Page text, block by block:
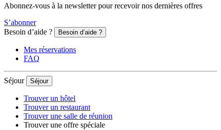
Abonnez-vous à la newsletter pour recevoir nos dernières offres
S’abonner
Besoin d’aide ?
Besoin d’aide ?
Mes réservations
FAQ
Séjour Séjour
Trouver un hôtel
Trouver un restaurant
Trouver une salle de réunion
Trouver une offre spéciale